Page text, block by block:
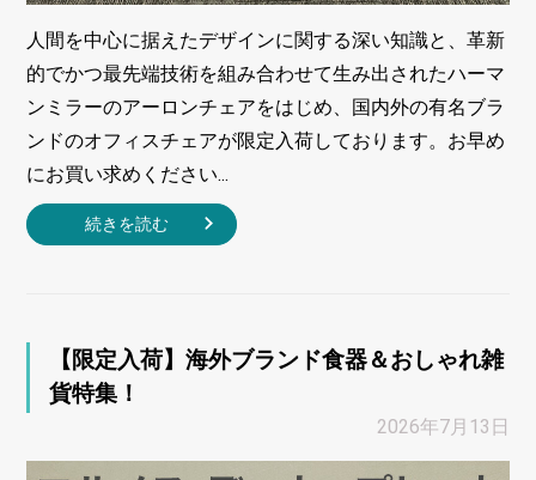
人間を中心に据えたデザインに関する深い知識と、革新
的でかつ最先端技術を組み合わせて生み出されたハーマ
ンミラーのアーロンチェアをはじめ、国内外の有名ブラ
ンドのオフィスチェアが限定入荷しております。お早め
にお買い求めください...
続きを読む
【限定入荷】海外ブランド食器＆おしゃれ雑
貨特集！
2026年7月13日